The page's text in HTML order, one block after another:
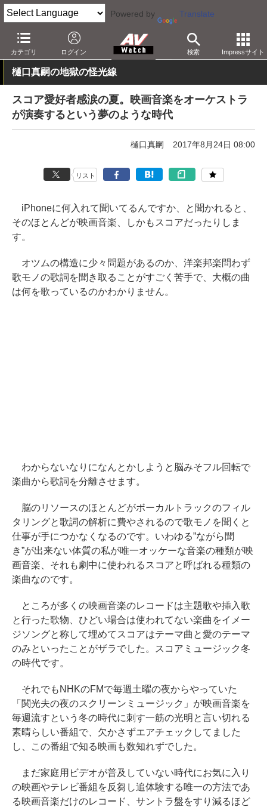
Powered by Translate
カテゴリ ログイン 検索 Impressサイト
AV Watch コンテンツ・サービス 映画
樋口真嗣の地獄の怪光線
スコア愛好者感涙の夏。映画音楽をオーケストラ
が演奏するという夢のような時代
樋口真嗣 2017年8月24日 08:00
リスト
iPhoneに何入れて聞いてるんですか、と聞かれると、
そのほとんどが映画音楽、しかもスコアだったりしま
す。
オツムの構造に少々問題があるのか、洋楽邦楽問わず
歌モノの歌詞を聞き取ることがすごく苦手で、大概の曲
は何を歌っているのかわかりません。
わからないなりになんとかしようと脳みそフル回転で
楽曲から歌詞を分離させます。
脳のリソースのほとんどがボーカルトラックのフィル
タリングと歌詞の解析に費やされるので歌モノを聞くと
仕事が手につかなくなるのです。いわゆる”ながら聞
き”が出来ない体質の私が唯一オッケーな音楽の種類が映
画音楽、それも劇中に使われるスコアと呼ばれる種類の
楽曲なのです。
ところが多くの映画音楽のレコードは主題歌や挿入歌
と行った歌物、ひどい場合は使われてない楽曲をイメー
ジソングと称して埋めてスコアはテーマ曲と愛のテーマ
のみといったことがザラでした。スコアミュージック冬
の時代です。
それでもNHKのFMで毎週土曜の夜からやっていた
「関光夫の夜のスクリーンミュージック」が映画音楽を
毎週流すという冬の時代に刺す一筋の光明と言い切れる
素晴らしい番組で、欠かさずエアチェックしてました
し、この番組で知る映画も数知れずでした。
まだ家庭用ビデオが普及していない時代にお気に入り
の映画やテレビ番組を反芻し追体験する唯一の方法であ
る映画音楽だけのレコード、サントラ盤をすり減るほど